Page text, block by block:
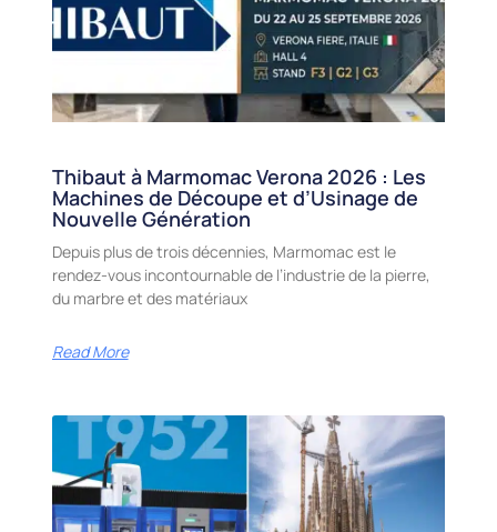
Thibaut à Marmomac Verona 2026 : Les
Machines de Découpe et d’Usinage de
Nouvelle Génération
Depuis plus de trois décennies, Marmomac est le
rendez-vous incontournable de l’industrie de la pierre,
du marbre et des matériaux
Read More